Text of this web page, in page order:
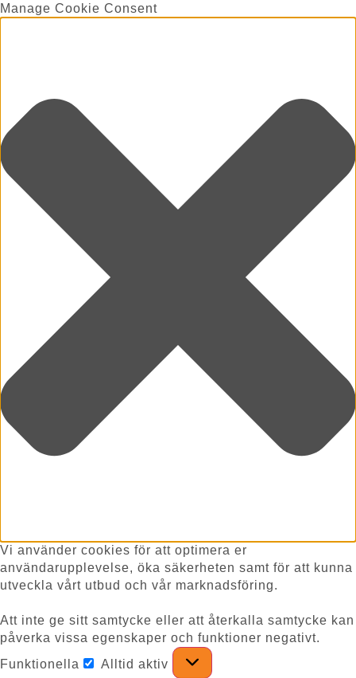
Manage Cookie Consent
Vi använder cookies för att optimera er
användarupplevelse, öka säkerheten samt för att kunna
utveckla vårt utbud och vår marknadsföring.
Att inte ge sitt samtycke eller att återkalla samtycke kan
påverka vissa egenskaper och funktioner negativt.
Funktionella
Alltid aktiv